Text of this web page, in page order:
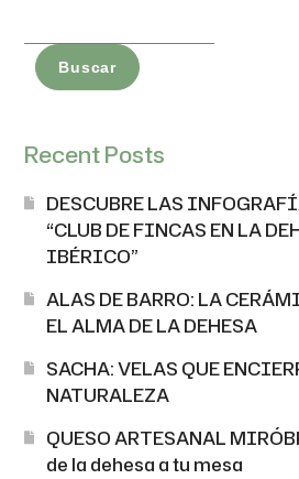
Buscar
Recent Posts
DESCUBRE LAS
“CLUB DE FINCAS EN LA
IBÉRICO”
ALAS DE BARRO: LA
EL ALMA DE LA DEHESA
SACHA: VELAS QUE
NATURALEZA
QUESO ARTESANAL
de la dehesa a tu mesa